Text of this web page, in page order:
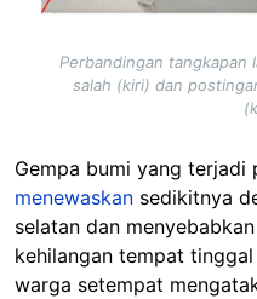
Perbandingan tangkapan
salah (kiri) dan
Gempa bumi yang terjadi
menewaskan sedikitnya
selatan dan
kehilangan tempat tinggal
warga setempat